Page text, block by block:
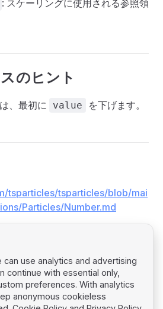
: スケーリングに使用される参照領
のヒント
、最初に value を下げます。
tsparticles/tsparticles/blob/mai
Particles/Number.md
use analytics and advertising
continue with essential only,
preferences. With analytics
anonymous cookieless